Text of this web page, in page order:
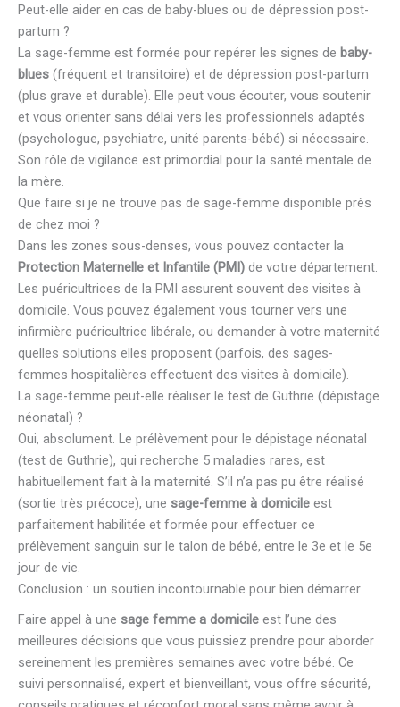
Peut-elle aider en cas de baby-blues ou de dépression post-
partum ?
La sage-femme est formée pour repérer les signes de baby-
blues (fréquent et transitoire) et de dépression post-partum
(plus grave et durable). Elle peut vous écouter, vous soutenir
et vous orienter sans délai vers les professionnels adaptés
(psychologue, psychiatre, unité parents-bébé) si nécessaire.
Son rôle de vigilance est primordial pour la santé mentale de
la mère.
Que faire si je ne trouve pas de sage-femme disponible près
de chez moi ?
Dans les zones sous-denses, vous pouvez contacter la
Protection Maternelle et Infantile (PMI) de votre département.
Les puéricultrices de la PMI assurent souvent des visites à
domicile. Vous pouvez également vous tourner vers une
infirmière puéricultrice libérale, ou demander à votre maternité
quelles solutions elles proposent (parfois, des sages-
femmes hospitalières effectuent des visites à domicile).
La sage-femme peut-elle réaliser le test de Guthrie (dépistage
néonatal) ?
Oui, absolument. Le prélèvement pour le dépistage néonatal
(test de Guthrie), qui recherche 5 maladies rares, est
habituellement fait à la maternité. S’il n’a pas pu être réalisé
(sortie très précoce), une sage-femme à domicile est
parfaitement habilitée et formée pour effectuer ce
prélèvement sanguin sur le talon de bébé, entre le 3e et le 5e
jour de vie.
Conclusion : un soutien incontournable pour bien démarrer
Faire appel à une sage femme a domicile est l’une des
meilleures décisions que vous puissiez prendre pour aborder
sereinement les premières semaines avec votre bébé. Ce
suivi personnalisé, expert et bienveillant, vous offre sécurité,